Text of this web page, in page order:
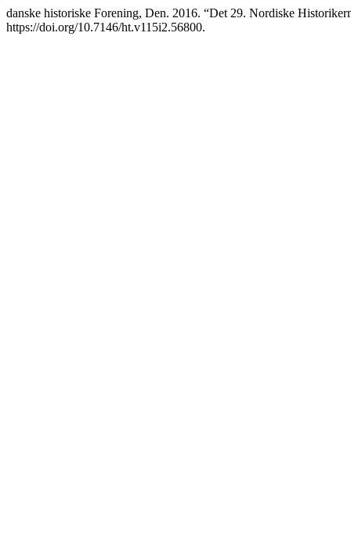
danske historiske Forening, Den. 2016. “Det 29. Nordiske
https://doi.org/10.7146/ht.v115i2.56800.